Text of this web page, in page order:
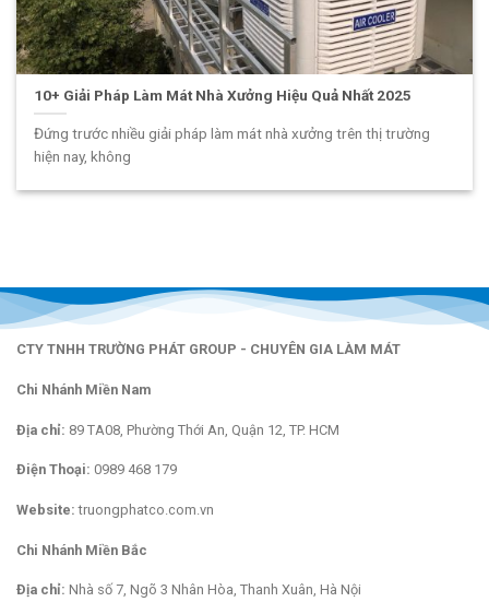
10+ Giải Pháp Làm Mát Nhà Xưởng Hiệu Quả Nhất 2025
Đứng trước nhiều giải pháp làm mát nhà xưởng trên thị trường
hiện nay, không
CTY TNHH TRƯỜNG PHÁT GROUP - CHUYÊN GIA LÀM MÁT
Chi Nhánh Miền Nam
Địa chỉ: 89 TA08, Phường Thới An, Quận 12, TP. HCM
Điện Thoại: 0989 468 179
Website: truongphatco.com.vn
Chi Nhánh Miền Bắc
Địa chỉ: Nhà số 7, Ngõ 3 Nhân Hòa, Thanh Xuân, Hà Nội